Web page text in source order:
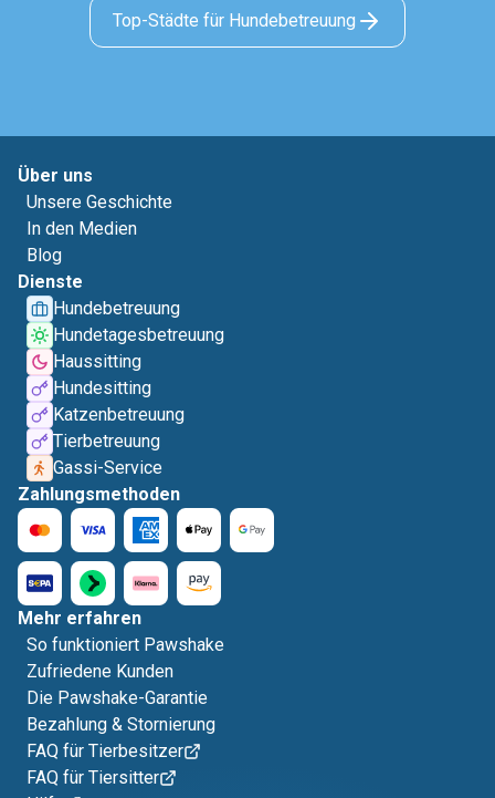
Top-Städte für Hundebetreuung
Über uns
Unsere Geschichte
In den Medien
Blog
Dienste
Hundebetreuung
Hundetagesbetreuung
Haussitting
Hundesitting
Katzenbetreuung
Tierbetreuung
Gassi-Service
Zahlungsmethoden
Mehr erfahren
So funktioniert Pawshake
Zufriedene Kunden
Die Pawshake-Garantie
Bezahlung & Stornierung
FAQ für Tierbesitzer
FAQ für Tiersitter